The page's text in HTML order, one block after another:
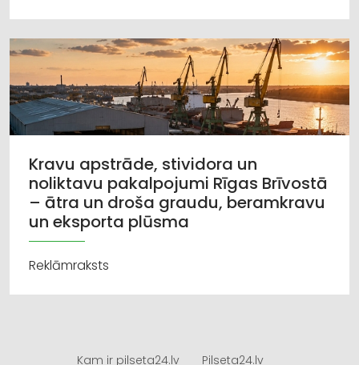
Kravu apstrāde, stividora un
noliktavu pakalpojumi Rīgas Brīvostā
– ātra un droša graudu, beramkravu
un eksporta plūsma
Reklāmraksts
Kam ir pilseta24.lv Pilseta24.lv